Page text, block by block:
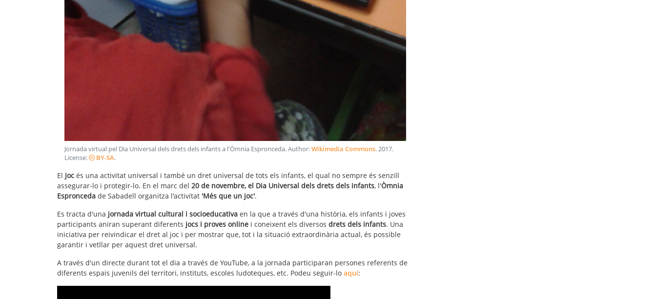
Jornada virtual pel Dia Universal dels drets dels infants a l'Òmnia Espronceda. Author:Wikimedia Commons.2017.
License:
BY-SA.
El joc és una activitat universal i també un dret universal de tots els infants, el qual no sempre és senzill
assegurar-lo i protegir-lo. En el marc del 20 de novembre, el Dia Universal dels drets dels infants, l'Òmnia
Espronceda de Sabadell organitza l'activitat 'Més que un joc'.
Es tracta d'una jornada virtual cultural i socioeducativa en la que a través d'una història, els infants i joves
participants aniran superant diferents jocs i proves online i coneixent els diversos drets dels infants. Una
iniciativa per reivindicar el dret al joc i per mostrar que, tot i la situació extraordinària actual, és possible
garantir i vetllar per aquest dret universal.
A través d'un directe durant tot el dia a través de YouTube, a la jornada participaran persones referents de
diferents espais juvenils del territori, instituts, escoles ludoteques, etc. Podeu seguir-lo aquí: